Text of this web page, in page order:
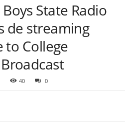
State Radio
de streaming
to College
40 0